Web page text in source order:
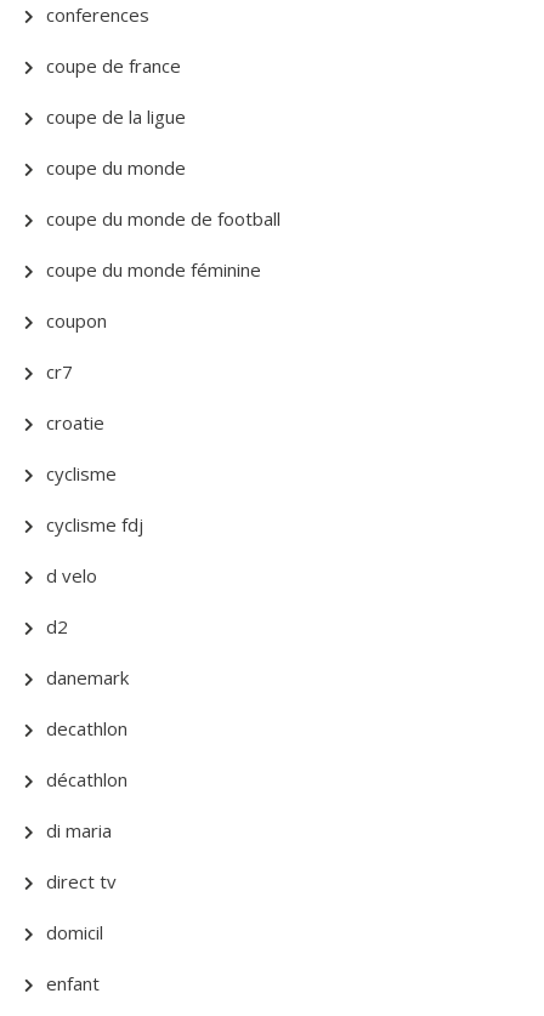
conferences
coupe de france
coupe de la ligue
coupe du monde
coupe du monde de football
coupe du monde féminine
coupon
cr7
croatie
cyclisme
cyclisme fdj
d velo
d2
danemark
decathlon
décathlon
di maria
direct tv
domicil
enfant